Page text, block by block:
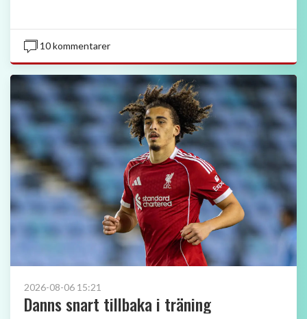
10 kommentarer
2026-08-06 15:21
Danns snart tillbaka i träning